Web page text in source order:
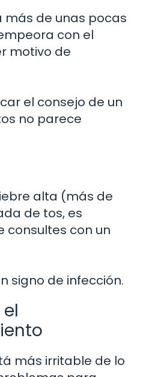
más de unas pocas
con el
motivo de
el consejo de un
no parece
alta (más de
de tos, es
consultes con un
signo de infección.
más irritable de lo